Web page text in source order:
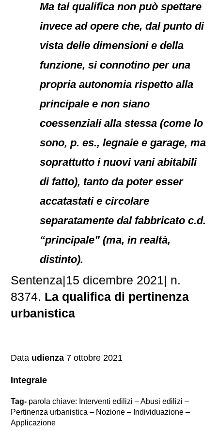
Ma tal qualifica non può spettare
invece ad opere che, dal punto di
vista delle dimensioni e della
funzione, si connotino per una
propria autonomia rispetto alla
principale e non siano
coessenziali alla stessa (come lo
sono, p. es., legnaie e garage, ma
soprattutto i nuovi vani abitabili
di fatto), tanto da poter esser
accatastati e circolare
separatamente dal fabbricato c.d.
“principale” (ma, in realtà,
distinto).
Sentenza|15 dicembre 2021| n.
8374. La qualifica di pertinenza
urbanistica
Data udienza 7 ottobre 2021
Integrale
Tag- parola chiave: Interventi edilizi – Abusi edilizi –
Pertinenza urbanistica – Nozione – Individuazione –
Applicazione